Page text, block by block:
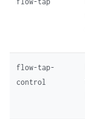
flow-tap-
control